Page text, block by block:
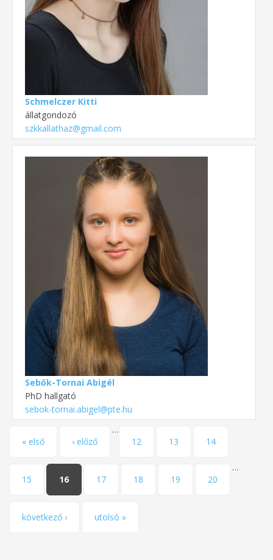
Schmelczer Kitti
állatgondozó
szkkallathaz@gmail.com
Sebők-Tornai Abigél
PhD hallgató
sebok-tornai.abigel@pte.hu
Oldalak
« első ‹ előző
…
12
13 14
15 16 17 18 19 20
…
következő › utolsó »